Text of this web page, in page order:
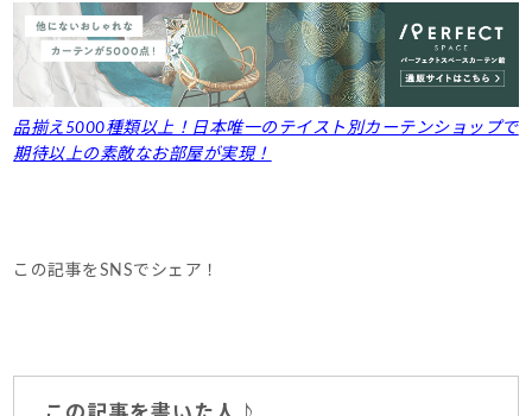
品揃え5000種類以上！日本唯一のテイスト別カーテンショップで
期待以上の素敵なお部屋が実現！
この記事をSNSでシェア！